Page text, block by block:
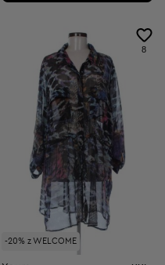
-20% z WELCOME
8